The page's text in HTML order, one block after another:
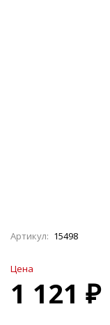
Артикул: 15498
Цена
1 121 ₽